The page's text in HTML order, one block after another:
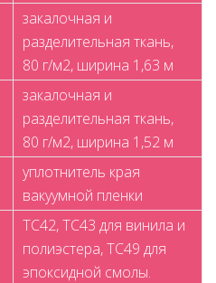
закалочная и
разделительная ткань,
80 г/м2, ширина 1,63 м
закалочная и
разделительная ткань,
80 г/м2, ширина 1,52 м
уплотнитель края
вакуумной пленки
TC42, TC43 для винила и
полиэстера, TC49 для
эпоксидной смолы.